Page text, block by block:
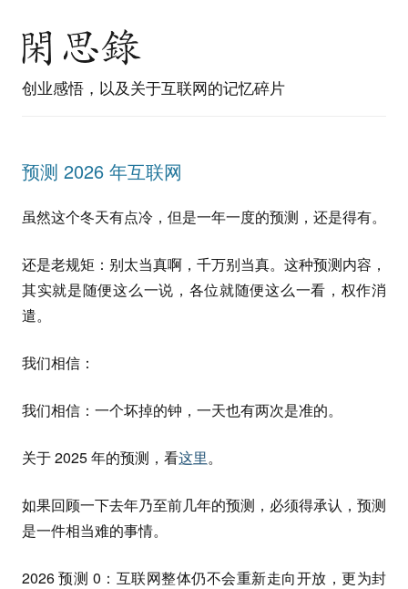
创业感悟，以及关于互联网的记忆碎片
预测 2026 年互联网
虽然这个冬天有点冷，但是一年一度的预测，还是得有。
还是老规矩：别太当真啊，千万别当真。这种预测内容，
其实就是随便这么一说，各位就随便这么一看，权作消
遣。
我们相信：
我们相信：一个坏掉的钟，一天也有两次是准的。
关于 2025 年的预测，看这里。
如果回顾一下去年乃至前几年的预测，必须得承认，预测
是一件相当难的事情。
2026 预测 0：互联网整体仍不会重新走向开放，更为封